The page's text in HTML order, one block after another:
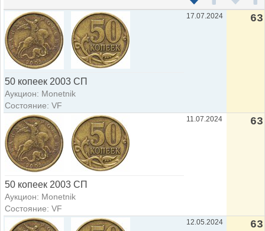
50 копеек 2003 СП
Аукцион: Monetnik
Состояние: VF
17.07.2024 63
50 копеек 2003 СП
Аукцион: Monetnik
Состояние: VF
11.07.2024 63
12.05.2024 63